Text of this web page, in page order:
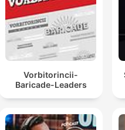
Vorbitorincii-
Baricade-Leaders